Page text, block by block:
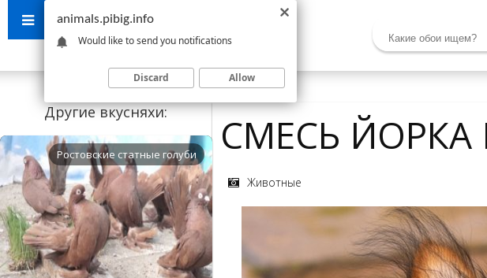
Другие вкусняхи:
Ростовские статные голуби СМЕСЬ ЙОРКА
Животные
animals.pibig.info
Would like to send you notifications
Discard Allow